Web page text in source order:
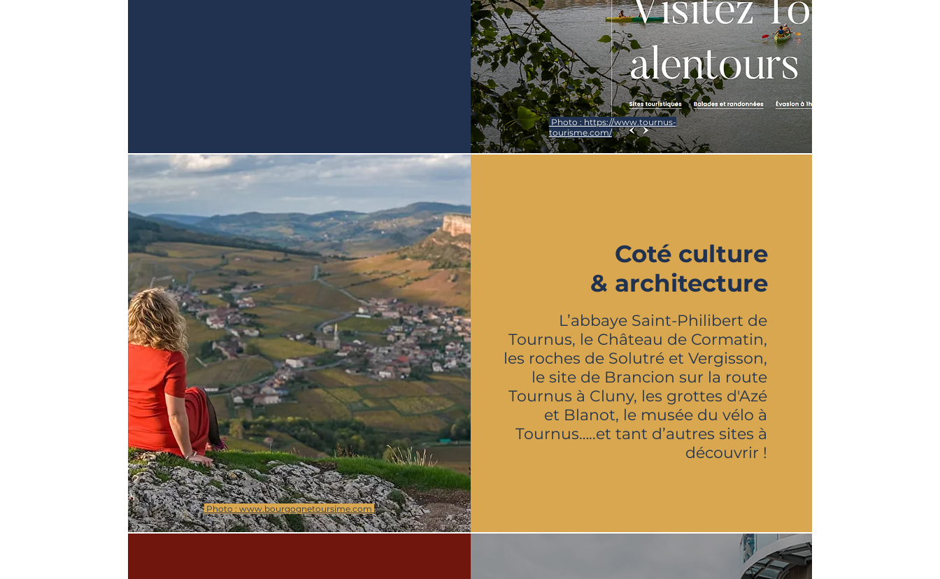
Photo : https://www.tournus-
tourisme.com/
Photo : www.bourgognetoursime.com
Coté culture
& architecture
L’abbaye Saint-Philibert de
Tournus, le Château de Cormatin,
les roches de Solutré et Vergisson,
le site de Brancion sur la route
Tournus à Cluny, les grottes d'Azé
et Blanot, le musée du vélo à
Tournus…..et tant d’autres sites à
découvrir !